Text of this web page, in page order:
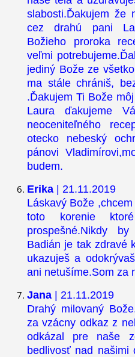
slabosti.Ďakujem že
cez drahú pani
Božieho proroka
veľmi
jediný Bože ze
ma stále chrániš,
.Ďakujem Ti Bože
Laura ďakujeme
neoceniteľného
otecko nebeský
pánovi
budem.
Erika | 21.11.2019
Láskavý Bože
toto korenie
prospešné.Nikdy
Badián je tak zdravé
ukazuješ a
ani netušíme.Som za
Jana| 21.11.2019
Drahý milovaný
za vzácny odkaz z
odkázal pre naše
bedlivosť nad našimi